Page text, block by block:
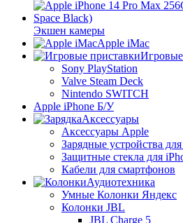
Экшен камеры
Apple iMac
Sony PlayStation
Valve Steam Deck
Nintendo SWITCH
Apple iPhone Б/У
Аксессуары
Аксессуары Apple
Зарядные устройства
Защитные стекла для
Кабели для смартфонов
Аудиотехника
Умные Колонки Яндекс
Колонки JBL
JBL Charge 5